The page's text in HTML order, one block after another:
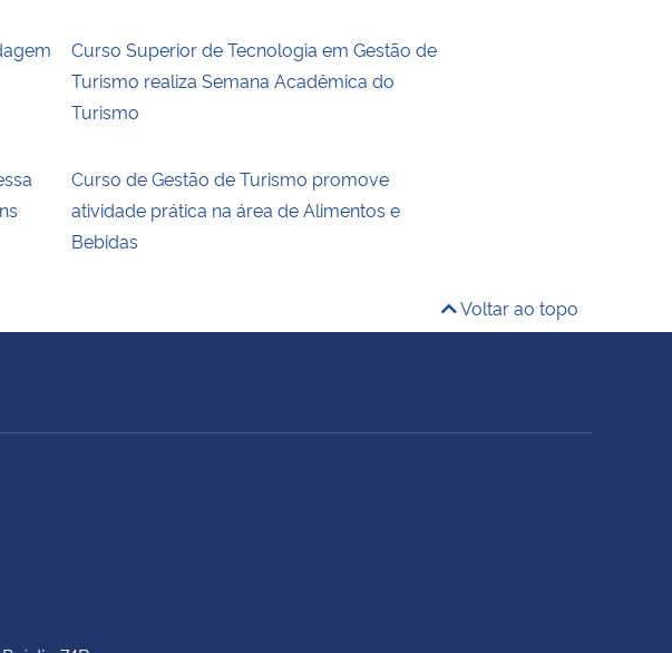
Curso Superior de Tecnologia em Gestão de
Turismo realiza Semana Acadêmica do
Turismo
Curso de Gestão de Turismo promove
atividade prática na área de Alimentos e
Bebidas
Voltar ao topo